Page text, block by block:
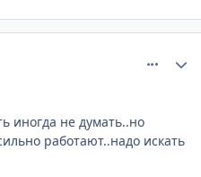
иногда не думать..но
работают..надо искать